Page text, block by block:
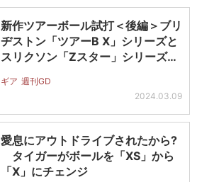
新作ツアーボール試打＜後編＞ブリ
ヂストン「ツアーB X」シリーズと
スリクソン「Zスター」シリーズの
ギア 週刊GD
2024.03.09
愛息にアウトドライブされたから?
タイガーがボールを「XS」から
「X」にチェンジ